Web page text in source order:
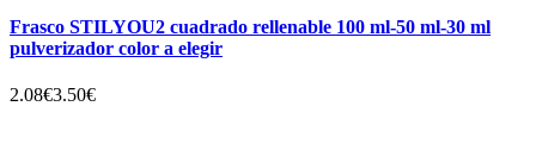
Frasco STILYOU2 cuadrado rellenable 100 ml-50 ml-30 ml
pulverizador color a elegir
2.08€3.50€